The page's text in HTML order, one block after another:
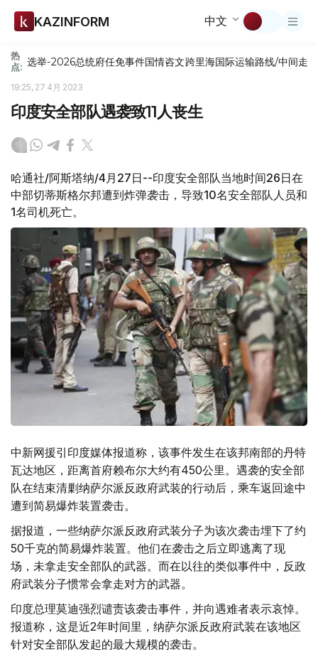
KAZINFORM 中文
热
点: 选举-2026总统府任免事件国情咨文跨里海国际运输路线/中间走廊
19:25, 27 4月 2023
印度安全部队遇袭致11人丧生
哈通社/阿斯塔纳/4月27日--印度安全部队当地时间26日在
中部切蒂斯格尔邦遭到炸弹袭击，导致10名安全部队人员和
1名司机死亡。
中新网援引印度媒体报道称，该事件发生在该邦南部的丹特
瓦达地区，距离首府赖布尔大约有450公里。遇袭的安全部
队在结束清剿纳萨尔派反政府武装的行动后，乘车返回途中
遭到简易爆炸装置袭击。
据报道，一些纳萨尔派反政府武装分子为该次袭击埋下了约
50千克的简易爆炸装置。他们在袭击之后立即逃离了现
场，未拿走安全部队的武器。而在以往的类似事件中，反政
府武装分子惯常会拿走对方的武器。
印度总理莫迪强烈谴责该袭击事件，并向遇难者表示哀悼。
报道称，这是近2年时间里，纳萨尔派反政府武装在该地区
针对安全部队发起的最大规模的袭击。